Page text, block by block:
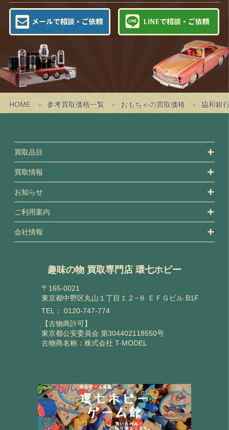
HOME 参考買取価格一覧 おもちゃの買取価格 協和銀
買取品目
買取情報
お知らせ
ご利用案内
会社情報
趣味の物 買取専門店 環七ホビー
〒165-0021
東京都中野区丸山１丁目１２−８ ＥＦＧビル B1F
TEL： 0120-747-774
【古物商許可】
東京都公安委員会 第304402118550号
古物商名称：株式会社 T-MODEL